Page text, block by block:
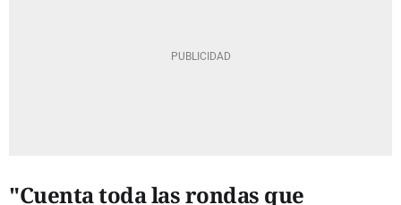
"Cuenta toda las rondas que